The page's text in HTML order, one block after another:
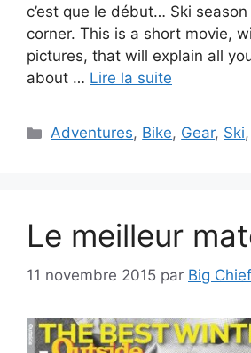
c’est que le début… Ski
corner. This is a short movie,
pictures, that will explain all
about … Lire la suite
Catégories
Adventures, Bike, Gear, Ski,
Le meilleur
11 novembre 2015 par Big Chief